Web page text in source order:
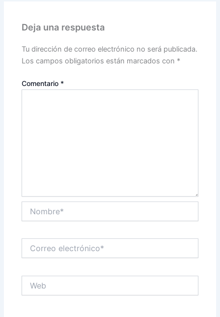
Deja una respuesta
Tu dirección de correo electrónico no será publicada.
Los campos obligatorios están marcados con *
Comentario *
electrónico*